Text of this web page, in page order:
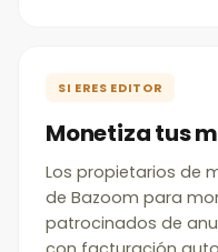
SI ERES EDITOR
Monetiza tus
Los propietarios de
de Bazoom para
patrocinados de